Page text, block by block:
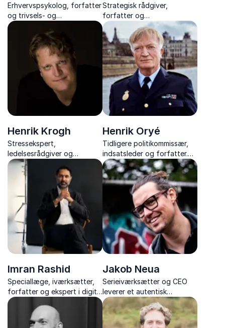
Erhvervspsykolog, forfatter
og trivsels- og
forandringsekspert
Strategisk rådgiver,
forfatter og
foredragsholder om EQ, CQ,
ledelse og menneskelig
adfærd.
Henrik Krogh
Stressekspert,
ledelsesrådgiver og
forfatter Henrik Krogh
inspirerer med humor,
indsigt og praktiske
redskaber til at skabe trivsel
og bekæmpe stress.
Henrik Oryé
Tidligere politikommissær,
indsatsleder og forfatter.
Få et unikt indblik i politiets
frontlinje med Henrik Oryé.
Imran Rashid
Speciallæge, iværksætter,
forfatter og ekspert i digital
sundhed
Jakob Neua
Serieiværksætter og CEO
leverer et autentisk
foredrag om disruption,
vækst og personlig ledelse i
iværksætterverdenen.